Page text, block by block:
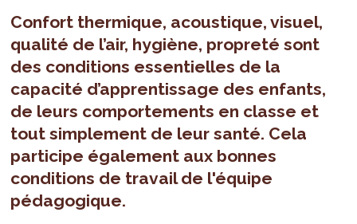
Confort thermique, acoustique, visuel,
qualité de l’air, hygiène, propreté sont
des conditions essentielles de la
capacité d’apprentissage des enfants,
de leurs comportements en classe et
tout simplement de leur santé. Cela
participe également aux bonnes
conditions de travail de l'équipe
pédagogique.